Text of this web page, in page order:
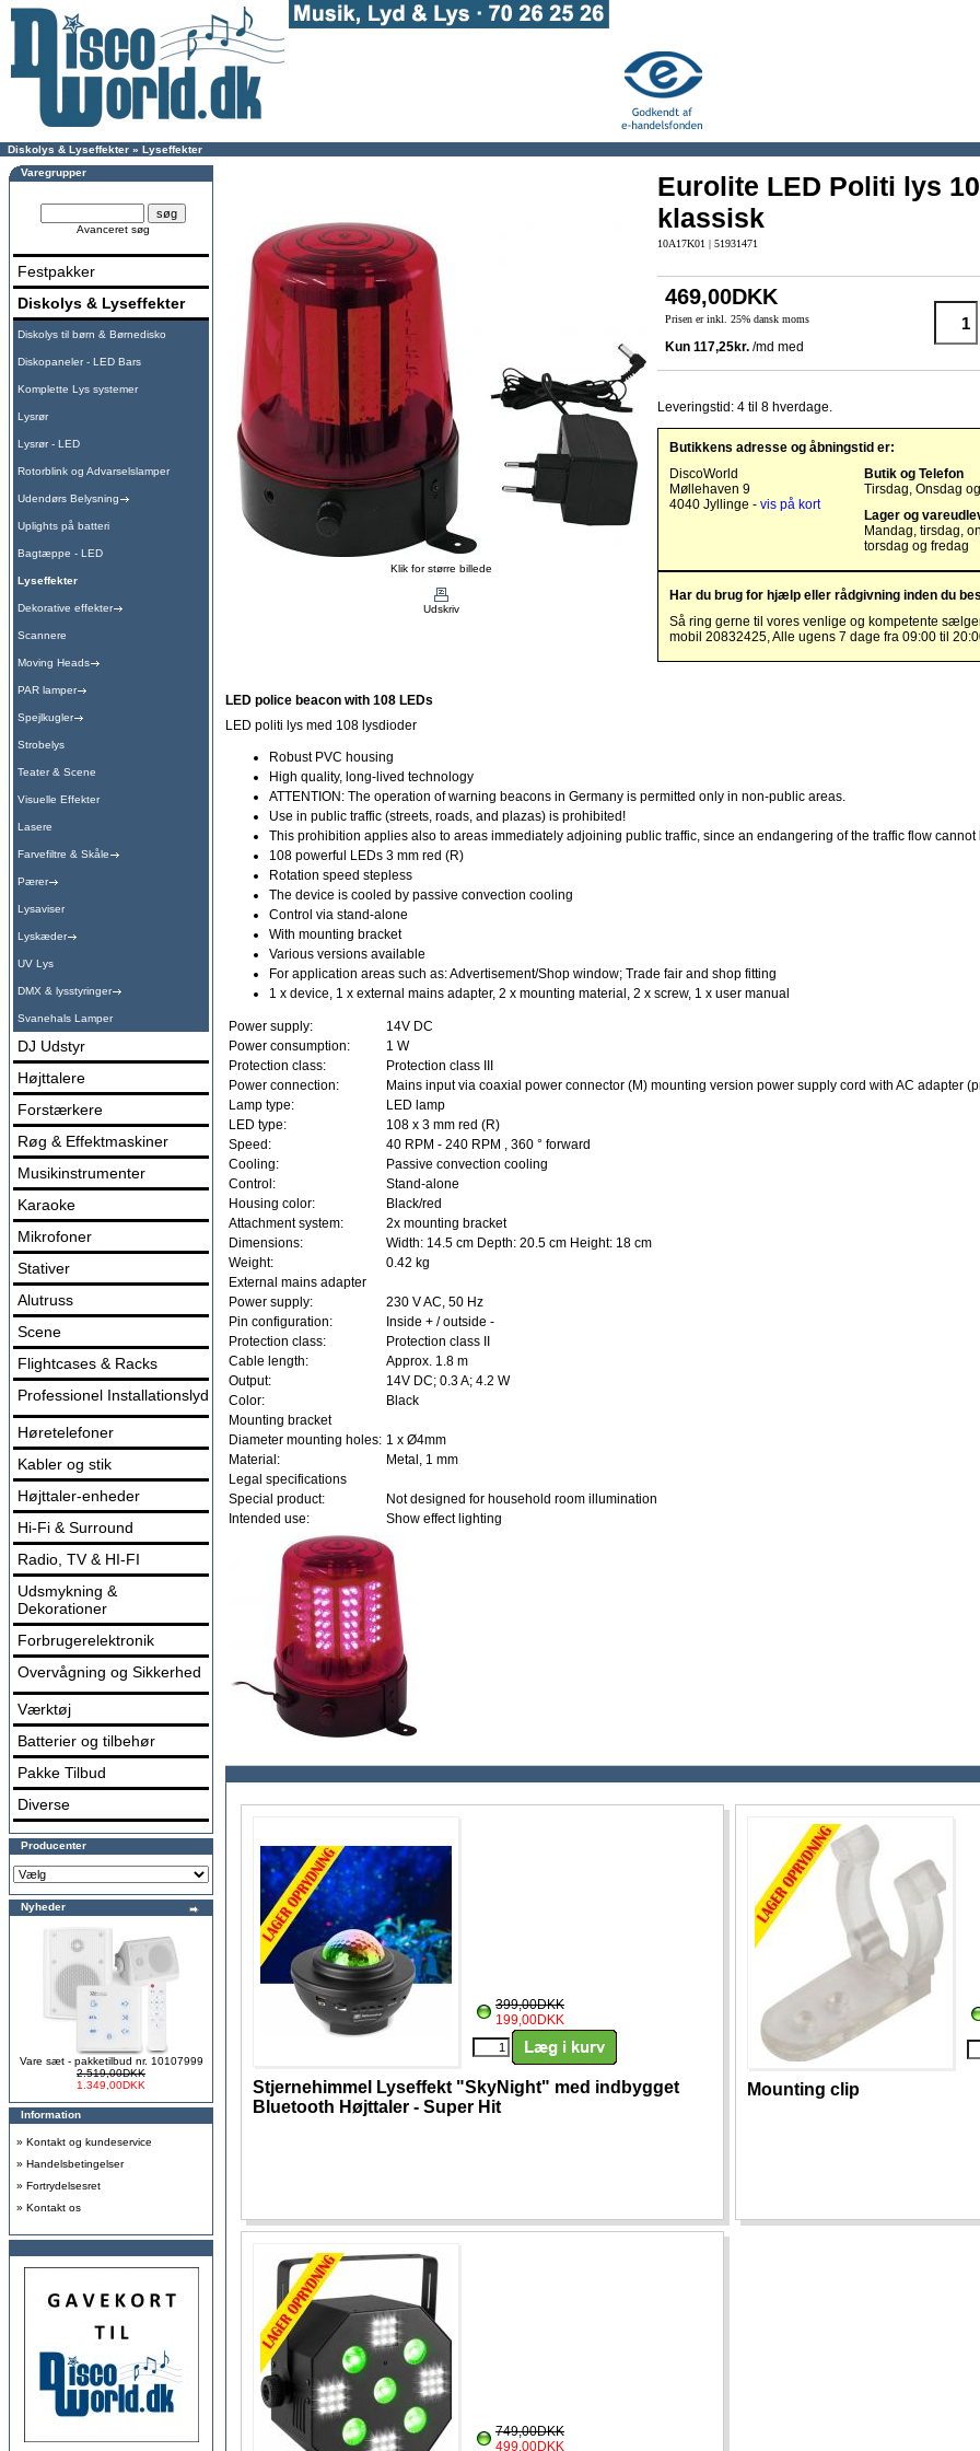
Diskolys & Lyseffekter » Lyseffekter
Varegrupper
Avanceret søg
Festpakker
Diskolys & Lyseffekter
Diskolys til børn & Børnedisko
Diskopaneler - LED Bars
Komplette Lys systemer
Lysrør
Lysrør - LED
Rotorblink og Advarselslamper
Udendørs Belysning
Uplights på batteri
Bagtæppe - LED
Lyseffekter
Dekorative effekter
Scannere
Moving Heads
PAR lamper
Spejlkugler
Strobelys
Teater & Scene
Visuelle Effekter
Lasere
Farvefiltre & Skåle
Pærer
Lysaviser
Lyskæder
UV Lys
DMX & lysstyringer
Svanehals Lamper
DJ Udstyr
Højttalere
Forstærkere
Røg & Effektmaskiner
Musikinstrumenter
Karaoke
Mikrofoner
Stativer
Alutruss
Scene
Flightcases & Racks
Professionel Installationslyd
Høretelefoner
Kabler og stik
Højttaler-enheder
Hi-Fi & Surround
Radio, TV & HI-FI
Udsmykning &
Dekorationer
Forbrugerelektronik
Overvågning og Sikkerhed
Værktøj
Batterier og tilbehør
Pakke Tilbud
Diverse
Producenter
Nyheder
Vare sæt - pakketilbud nr. 10107999
2.519,00DKK
1.349,00DKK
Information
» Kontakt og kundeservice
» Handelsbetingelser
» Fortrydelsesret
» Kontakt os
Klik for større billede
Udskriv
Eurolite LED Politi lys
klassisk
10A17K01 | 51931471
469,00DKK
Prisen er inkl. 25% dansk moms
Leveringstid: 4 til 8 hverdage.
Butikkens adresse og åbningstid er:
DiscoWorld
Møllehaven 9
4040 Jyllinge - vis på kort
Butik og Telefon
Tirsdag, Onsdag
Lager og
Mandag, tirsdag,
torsdag og fredag
Har du brug for hjælp eller rådgivning inden du
Så ring gerne til vores venlige og kompetente
mobil 20832425, Alle ugens 7 dage fra 09:00 til
LED police beacon with 108 LEDs
LED politi lys med 108 lysdioder
Robust PVC housing
High quality, long-lived technology
ATTENTION: The operation of warning beacons in Germany is permitted only in non-public areas.
Use in public traffic (streets, roads, and plazas) is prohibited!
This prohibition applies also to areas immediately adjoining public traffic, since an endangering of the traffic flow cannot
108 powerful LEDs 3 mm red (R)
Rotation speed stepless
The device is cooled by passive convection cooling
Control via stand-alone
With mounting bracket
Various versions available
For application areas such as: Advertisement/Shop window; Trade fair and shop fitting
1 x device, 1 x external mains adapter, 2 x mounting material, 2 x screw, 1 x user manual
Power supply:
14V DC
Power consumption:
1 W
Protection class:
Protection class III
Power connection:
Mains input via coaxial power connector (M) mounting version power supply cord with AC adapter
Lamp type:
LED lamp
LED type:
108 x 3 mm red (R)
Speed:
40 RPM - 240 RPM , 360 ° forward
Cooling:
Passive convection cooling
Control:
Stand-alone
Housing color:
Black/red
Attachment system:
2x mounting bracket
Dimensions:
Width: 14.5 cm Depth: 20.5 cm Height: 18 cm
Weight:
0.42 kg
External mains adapter
Power supply:
230 V AC, 50 Hz
Pin configuration:
Inside + / outside -
Protection class:
Protection class II
Cable length:
Approx. 1.8 m
Output:
14V DC; 0.3 A; 4.2 W
Color:
Black
Mounting bracket
Diameter mounting holes: 1 x Ø4mm
Material:
Metal, 1 mm
Legal specifications
Special product:
Not designed for household room illumination
Intended use:
Show effect lighting
399,00DKK
199,00DKK
Stjernehimmel Lyseffekt "SkyNight" med indbygget
Bluetooth Højttaler - Super Hit
Mounting clip
749,00DKK
499,00DKK